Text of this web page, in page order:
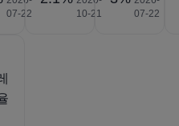
07-22
10-21
07-22